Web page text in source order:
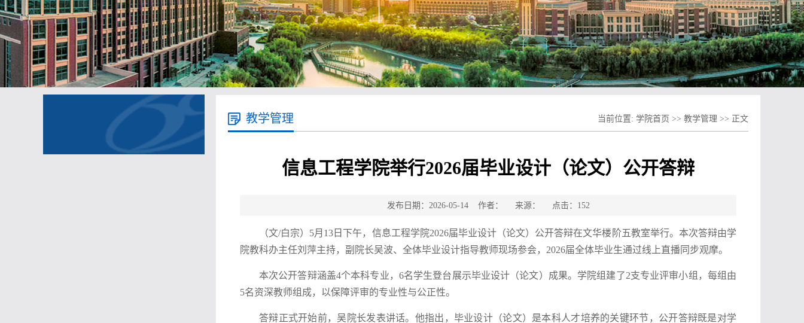
教学管理 当前位置: 学院首页 >> 教学管理 >> 正文
信息工程学院举行2026届毕业设计（论文）公开答辩
发布日期：2026-05-14 作者： 来源： 点击： 152
（文/白宗）5月13日下午，信息工程学院2026届毕业设计（论文）公开答辩在文华楼阶五教室举行。本次答辩由学
院教科办主任刘萍主持，副院长吴波、全体毕业设计指导教师现场参会，2026届全体毕业生通过线上直播同步观摩。
本次公开答辩涵盖4个本科专业，6名学生登台展示毕业设计（论文）成果。学院组建了2支专业评审小组，每组由
5名资深教师组成，以保障评审的专业性与公正性。
答辩正式开始前，吴院长发表讲话。他指出，毕业设计（论文）是本科人才培养的关键环节，公开答辩既是对学